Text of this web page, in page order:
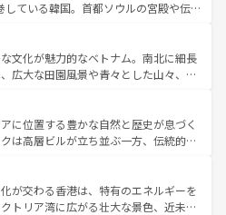
の多彩な魅力を存分に味わいつくそ
れる。また、奥深い台湾の食文化も魅
スイーツなど、バラエティ豊かな料理
る。 なお、新着の台湾情報は コンテンツ一覧を参
している韓国。首都ソウルの宮殿や伝統
せば四季折々の自然美を楽しむことが
ムチや焼肉、絶品のストリートフード
国料理が待っている。夜には、韓国な
ら、韓国の多彩な魅力を心ゆくまで味
わってみてほしい。 なお、新着の韓国情報はコンテンツ一
。
文化が魅力的なベトナム。南北に細長
広大な田園風景や青々とした山々、世
統が息づく。ハノイの古い町並みやホ
ス統治時代の建物も、独特の雰囲気を
た、バラエティの豊かさとおいしさで
ンミー、ベトナムコーヒーなどは、ぜ
。どの地域を訪れてもあたたかい人々
れるので、きっと忘れられない旅にな
に位置する豊かな自然と歴史が息づく
は高層ビルが立ち並ぶ一方、伝統的な
る。北部ではチェンマイなどの山岳地
、南部ではプーケットやクラビの美し
気分を楽しむことができる。タイ料理
が交わる香港は、特有のエネルギーを
トリア湾に広がる壮大な景色、近未来